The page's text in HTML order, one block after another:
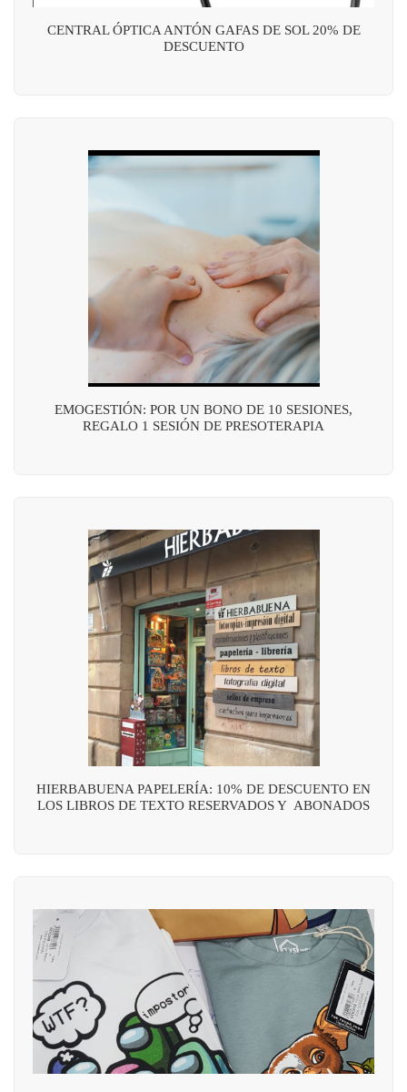
CENTRAL ÓPTICA ANTÓN GAFAS DE SOL 20% DE
DESCUENTO
EMOGESTIÓN: POR UN BONO DE 10 SESIONES,
REGALO 1 SESIÓN DE PRESOTERAPIA
HIERBABUENA PAPELERÍA: 10% DE DESCUENTO EN
LOS LIBROS DE TEXTO RESERVADOS Y ABONADOS